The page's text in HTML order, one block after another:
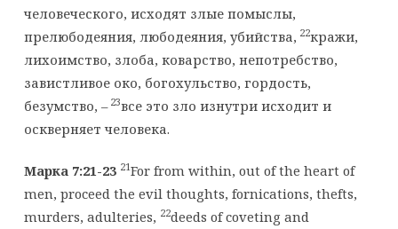
человеческого, исходят злые помыслы,
прелюбодеяния, любодеяния, убийства, 22кражи,
лихоимство, злоба, коварство, непотребство,
завистливое око, богохульство, гордость,
безумство, – 23все это зло изнутри исходит и
оскверняет человека.
Марка 7:21-23 21For from within, out of the heart of
men, proceed the evil thoughts, fornications, thefts,
murders, adulteries, 22deeds of coveting and